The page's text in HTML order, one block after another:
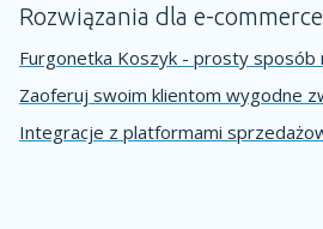
Rozwiązania dla e-commerce
Furgonetka Koszyk - prosty sposób
Zaoferuj swoim klientom wygodne
Integracje z platformami